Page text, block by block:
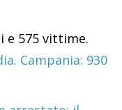
e 575 vittime.
Campania: 930